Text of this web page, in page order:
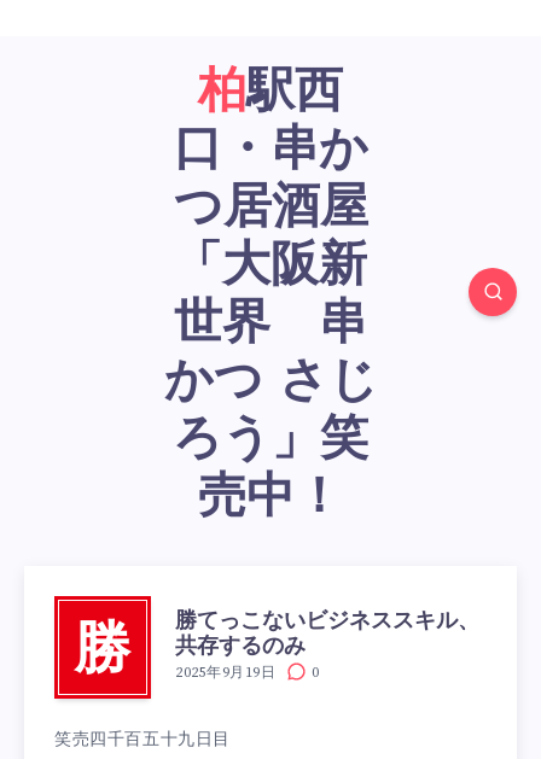
柏駅西
口・串か
つ居酒屋
「大阪新
世界 串
かつ さじ
ろう」笑
売中！
勝
勝てっこないビジネススキル、
共存するのみ
2025年9月19日 0
笑売四千百五十九日目